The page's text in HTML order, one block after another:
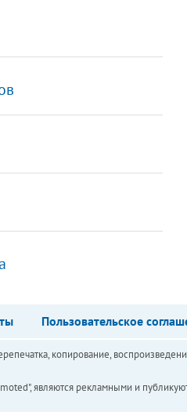
Пользовательское
копирование,
являются рекламными и